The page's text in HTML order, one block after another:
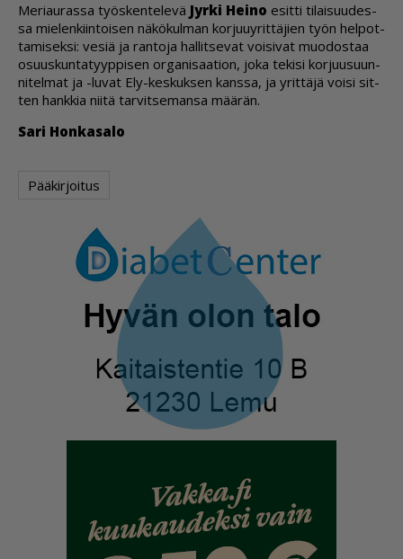
Me­ri­au­ras­sa työs­ken­te­le­vä Jyr­ki Hei­no esit­ti ti­lai­suu­des­
sa mie­len­kiin­toi­sen nä­kö­kul­man kor­juu­y­rit­tä­jien työn hel­pot­
ta­mi­sek­si: ve­siä ja ran­to­ja hal­lit­se­vat voi­si­vat muo­dos­taa
osuus­kun­ta­tyyp­pi­sen or­ga­ni­saa­ti­on, joka te­ki­si kor­juu­suun­
ni­tel­mat ja -lu­vat Ely-kes­kuk­sen kans­sa, ja yrit­tä­jä voi­si sit­
ten hank­kia nii­tä tar­vit­se­man­sa mää­rän.
Sari Hon­ka­sa­lo
Pääkirjoitus